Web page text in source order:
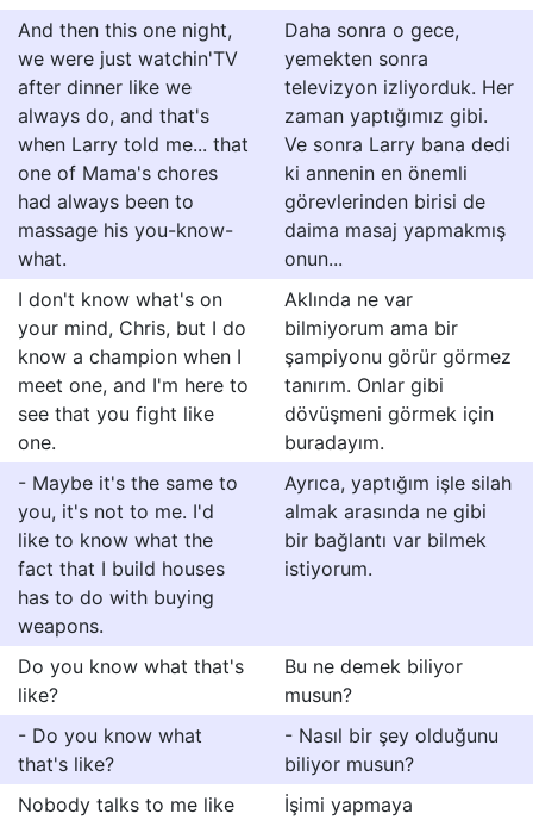
And then this one night,
we were just watchin'TV
after dinner like we
always do, and that's
when Larry told me... that
one of Mama's chores
had always been to
massage his you-know-
what.
Daha sonra o gece,
yemekten sonra
televizyon izliyorduk. Her
zaman yaptığımız gibi.
Ve sonra Larry bana dedi
ki annenin en önemli
görevlerinden birisi de
daima masaj yapmakmış
onun...
I don't know what's on
your mind, Chris, but I do
know a champion when I
meet one, and I'm here to
see that you fight like
one.
Aklında ne var
bilmiyorum ama bir
şampiyonu görür görmez
tanırım. Onlar gibi
dövüşmeni görmek için
buradayım.
- Maybe it's the same to
you, it's not to me. I'd
like to know what the
fact that I build houses
has to do with buying
weapons.
Ayrıca, yaptığım işle silah
almak arasında ne gibi
bir bağlantı var bilmek
istiyorum.
Do you know what that's
like?
Bu ne demek biliyor
musun?
- Do you know what
that's like?
- Nasıl bir şey olduğunu
biliyor musun?
Nobody talks to me like
İşimi yapmaya